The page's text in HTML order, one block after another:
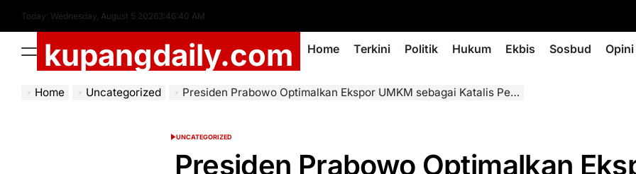
content
Today: Wednesday, August 5 20263:46:41 AM
Menukupangdaily.com Home Terkini Politik Hukum Ekbis Sosbud Opini
Home Uncategorized Presiden Prabowo Optimalkan Ekspor UMKM sebagai Katalis Pertumbuhan Ekonomi dan Pendapatan Negara
POSTED
UNCATEGORIZED
Presiden Prabowo Optimalkan